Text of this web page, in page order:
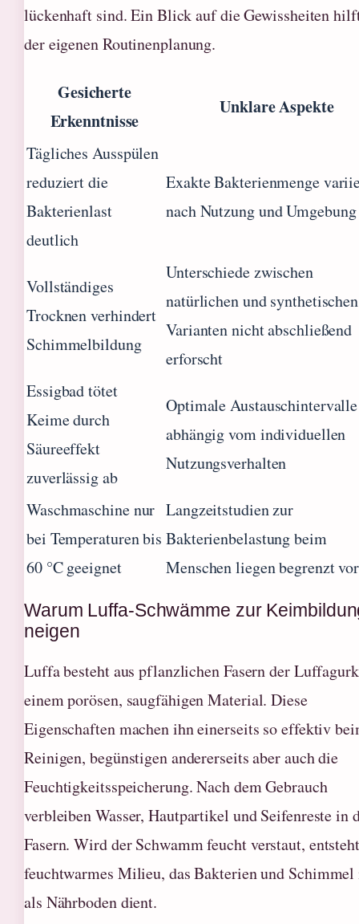
lückenhaft sind. Ein Blick auf die Gewissheiten
der eigenen Routinenplanung.
Gesicherte
Erkenntnisse
Unklare Aspekte
Tägliches Ausspülen
reduziert die
Bakterienlast
deutlich
Exakte Bakterienmenge
nach Nutzung und Umgebung
Vollständiges
Trocknen verhindert
Schimmelbildung
Unterschiede zwischen
natürlichen und synthetischen
Varianten nicht abschließend
erforscht
Essigbad tötet
Keime durch
Säureeffekt
zuverlässig ab
Optimale Austauschintervalle
abhängig vom individuellen
Nutzungsverhalten
Waschmaschine nur
bei Temperaturen bis
60 °C geeignet
Langzeitstudien zur
Bakterienbelastung beim
Menschen liegen begrenzt vor
Warum Luffa-Schwämme zur
neigen
Luffa besteht aus pflanzlichen Fasern der
einem porösen, saugfähigen Material. Diese
Eigenschaften machen ihn einerseits so effektiv
Reinigen, begünstigen andererseits aber auch die
Feuchtigkeitsspeicherung. Nach dem Gebrauch
verbleiben Wasser, Hautpartikel und Seifenreste in
Fasern. Wird der Schwamm feucht verstaut,
feuchtwarmes Milieu, das Bakterien und
als Nährboden dient.